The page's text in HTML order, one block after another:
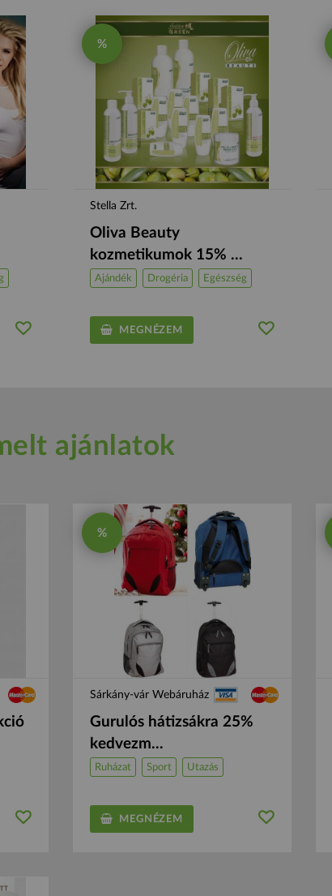
%
Stella Zrt.
Oliva Beauty
kozmetikumok 15% ...
Ajándék Drogéria Egészség
MEGNÉZEM
ajánlatok
%
Sárkány-vár Webáruház
Gurulós hátizsákra 25%
kedvezm...
Ruházat Sport Utazás
MEGNÉZEM